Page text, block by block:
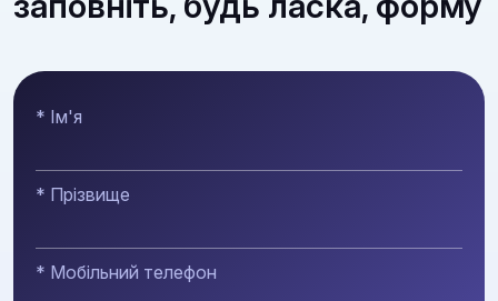
* Ім'я
* Прізвище
* Мобільний телефон